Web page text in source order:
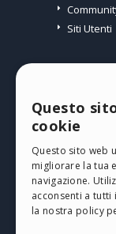
Siti Utenti
I miei post
I miei
Spazio
I miei Crediti
Questo
cookie
Questo sito web
migliorare la tua
navigazione.
acconsenti a
la nostra policy